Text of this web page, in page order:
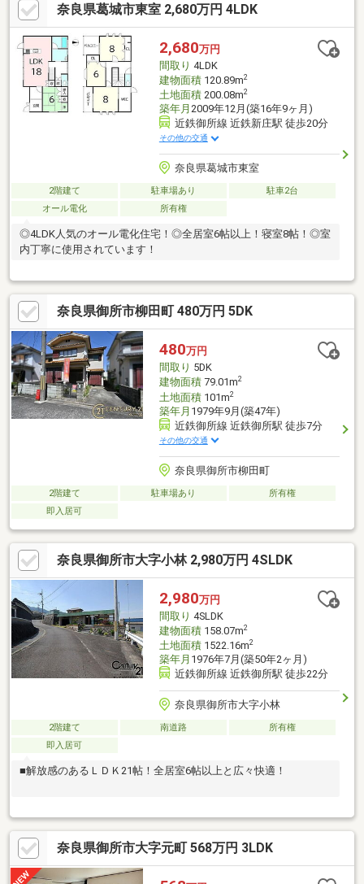
奈良県葛城市東室 2,680万円 4LDK
2,680万円
間取り 4LDK
建物面積120.89m2
土地面積200.08m2
築年月 2009年12月(築16年9ヶ月)
近鉄御所線 近鉄新庄駅 徒歩20分
その他の交通
奈良県葛城市東室
2階建て 駐車場あり
駐車2台
オール電化
所有権
◎4LDK人気のオール電化住宅！◎全居室6帖以上！寝室8帖！◎室
内丁寧に使用されています！
奈良県御所市柳田町 480万円 5DK
480万円
間取り 5DK
建物面積79.01m2
土地面積101m2
築年月 1979年9月(築47年)
近鉄御所線 近鉄御所駅 徒歩7分
その他の交通
奈良県御所市柳田町
2階建て 駐車場あり
所有権
即入居可
奈良県御所市大字小林 2,980万円 4SLDK
2,980万円
間取り 4SLDK
建物面積158.07m2
土地面積1522.16m2
築年月 1976年7月(築50年2ヶ月)
近鉄御所線 近鉄御所駅 徒歩22分
奈良県御所市大字小林
2階建て 南道路
所有権
即入居可
■解放感のあるＬＤＫ21帖！全居室6帖以上と広々快適！
奈良県御所市大字元町 568万円 3LDK